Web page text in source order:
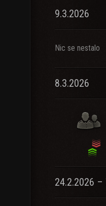
9.3.2026
Nic se nestalo
8.3.2026
24.2.2026 –